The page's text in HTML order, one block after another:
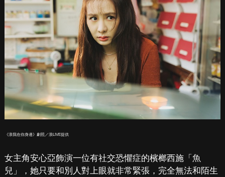
《浪我在你身邊》劇照／浪LIVE提供
女主角安心亞飾演一位有社交恐懼症的檳榔西施「魚
兒」，她只要和別人對上眼就非常緊張，完全無法和陌生